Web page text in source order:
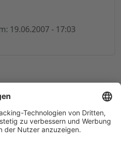
19.06.2007 - 17:03
GmbH